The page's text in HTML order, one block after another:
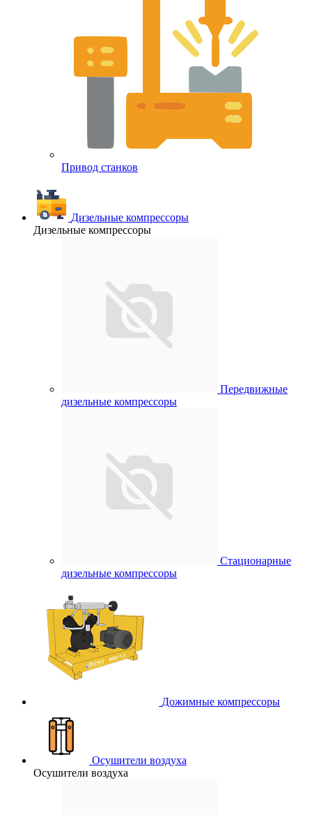
Привод станков
Дизельные компрессоры
Дизельные компрессоры
Передвижные
дизельные компрессоры
Стационарные
дизельные компрессоры
Дожимные компрессоры
Осушители воздуха
Осушители воздуха